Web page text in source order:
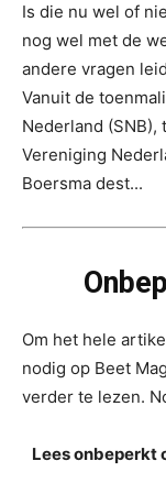
Is die nu wel of
nog wel met de
andere vragen
Vanuit de
Nederland
Vereniging
Boersma dest...
Om het hele
nodig op Beet
verder te lezen.
Lees onbeperkt